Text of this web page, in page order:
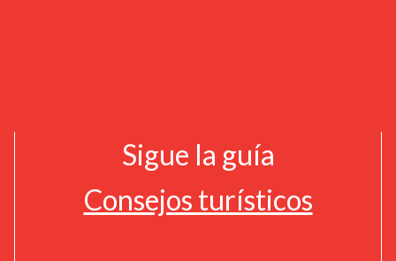
Sigue la guía
Consejos turísticos